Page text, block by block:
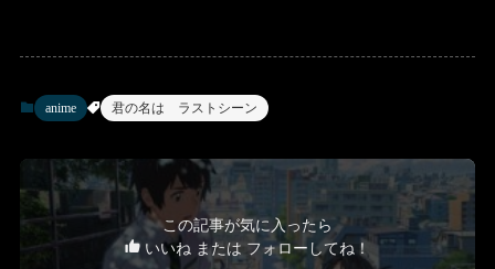
anime 君の名は ラストシーン
この記事が気に入ったら
いいね または フォローしてね！